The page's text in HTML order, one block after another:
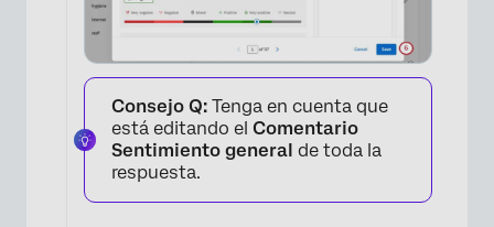
×
×
Consejo Q: Tenga en cuenta que
está editando el Comentario
Sentimiento general de toda la
respuesta.